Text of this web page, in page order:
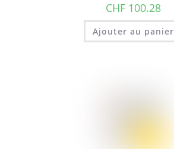
CHF100.28
Ajouter au panier